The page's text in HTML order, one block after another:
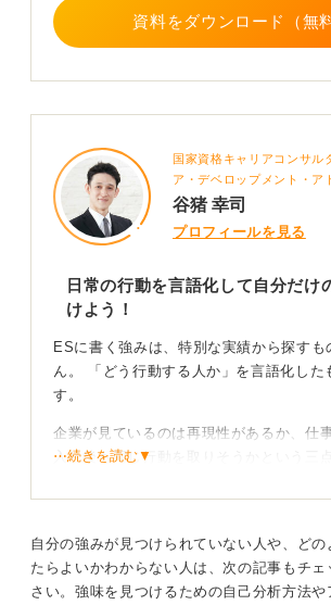
資料をダウンロード（無
国家資格キャリアコンサル
ア・デベロップメント・ア
谷猪 幸司
プロフィールを見る
日常の行動を言語化して自分だけ
けよう！
ESに書く強みは、特別な実績から探すも
ん。 「どう行動する人か」を言語化した
す。
企業が見ているのは再現性があるか、仕
入社後も同じ行動を取りそうかという三
強みの見つけ方としては以下の質問に答
い。ここに答えが出ます。
⋯続きを読む▼
自分の強みが見つけられていない人や、どの
たらよいかわからない人は、次の記事もチ
さい。強味を見つけるための自己分析方法